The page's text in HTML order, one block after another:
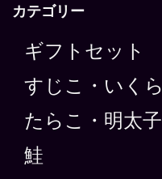
カテゴリー
ギフトセット
すじこ・いくら
たらこ・明太子
鮭